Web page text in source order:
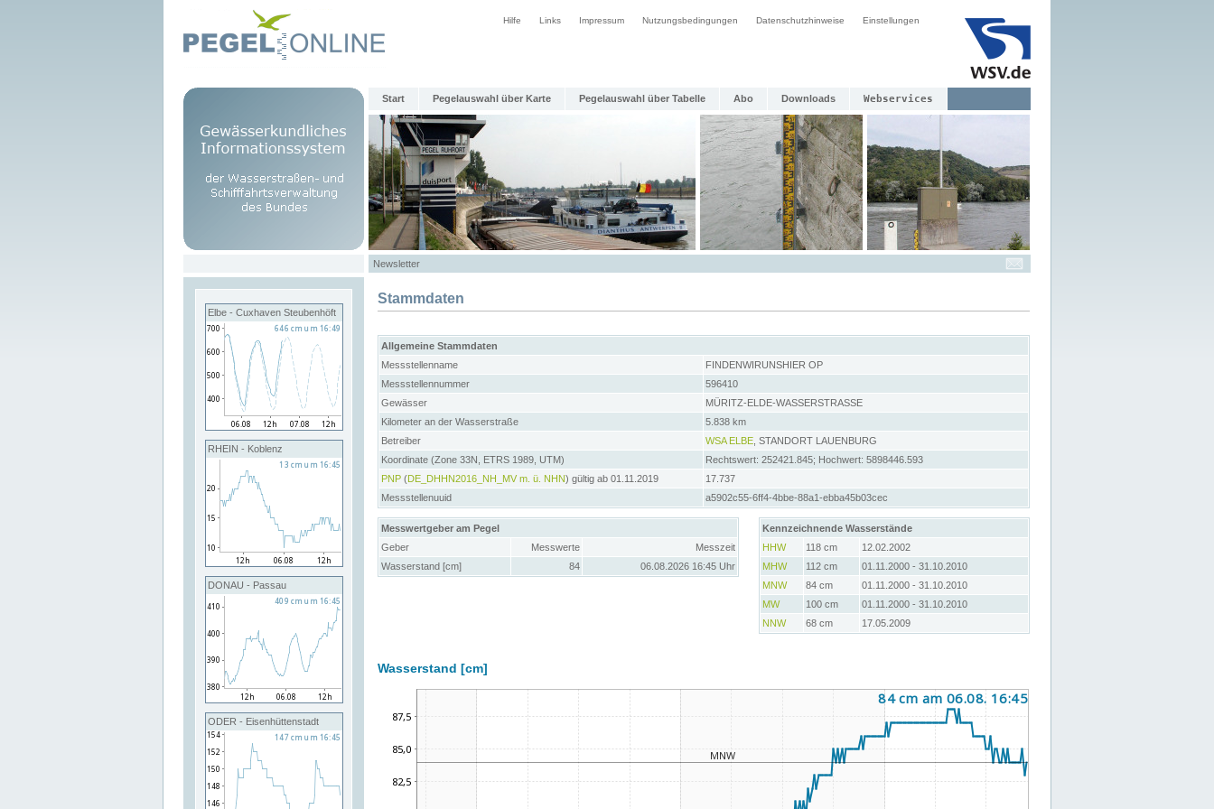
Hilfe Links Impressum Nutzungsbedingungen Datenschutzhinweise Einstellungen
Start Pegelauswahl über Karte Pegelauswahl über Tabelle Abo Downloads Webservices
Newsletter
Elbe - Cuxhaven Steubenhöft
RHEIN - Koblenz
DONAU - Passau
ODER - Eisenhüttenstadt
Stammdaten
Allgemeine Stammdaten
Messstellenname
FINDENWIRUNSHIER OP
Messstellennummer
596410
Gewässer
MÜRITZ-ELDE-WASSERSTRASSE
Kilometer an der Wasserstraße
5.838 km
Betreiber
WSA ELBE , STANDORT LAUENBURG
Koordinate (Zone 33N, ETRS 1989, UTM)
Rechtswert: 252421.845; Hochwert: 5898446.593
PNP (DE_DHHN2016_NH_MV m. ü. NHN) gültig ab 01.11.2019
17.737
Messstellenuuid
a5902c55-6ff4-4bbe-88a1-ebba45b03cec
Messwertgeber am Pegel
Geber
Messwerte
Messzeit
Wasserstand [cm]
84 06.08.2026 16:45 Uhr
Kennzeichnende Wasserstände
HHW
118 cm
12.02.2002
MHW
112 cm
01.11.2000 - 31.10.2010
MNW
84 cm
01.11.2000 - 31.10.2010
MW
100 cm
01.11.2000 - 31.10.2010
NNW
68 cm 17.05.2009
Wasserstand [cm]